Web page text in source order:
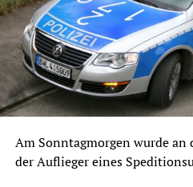
Am Sonntagmorgen wurde
der Auflieger eines